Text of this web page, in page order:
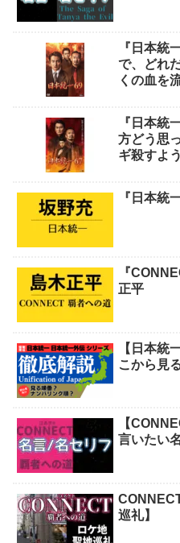
『日本統
で、どれ
くの血を
『日本統
方どう思
ギ殺すよ
『日本統
『
正平
【日本統
こから見
【
言いたい
巡礼】